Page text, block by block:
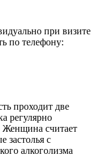
при визите
по телефону:
проходит две
регулярно
Женщина считает
застолья с
алкоголизма